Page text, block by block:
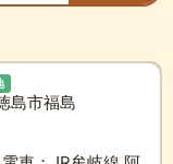
島市福島